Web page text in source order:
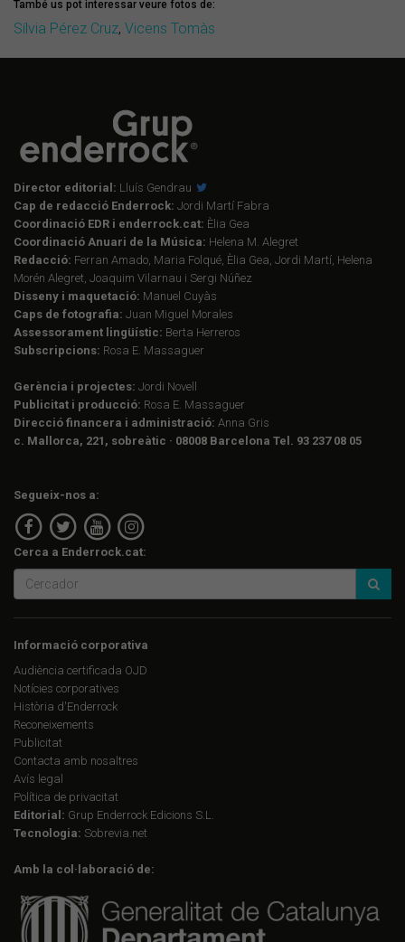
També us pot interessar veure fotos de:
Sílvia Pérez Cruz, Vicens Tomàs
Director editorial: Lluís Gendrau
Cap de redacció Enderrock: Jordi Martí Fabra
Coordinació EDR i enderrock.cat: Èlia Gea
Coordinació Anuari de la Música: Helena M. Alegret
Redacció: Ferran Amado, Maria Folqué, Èlia Gea, Jordi Martí, Helena
Morén Alegret, Joaquim Vilarnau i Sergi Núñez
Disseny i maquetació: Manuel Cuyàs
Caps de fotografia: Juan Miguel Morales
Assessorament lingüístic: Berta Herreros
Subscripcions: Rosa E. Massaguer
Gerència i projectes: Jordi Novell
Publicitat i producció: Rosa E. Massaguer
Direcció financera i administració: Anna Gris
c. Mallorca, 221, sobreàtic · 08008 Barcelona Tel. 93 237 08 05
Segueix-nos a:
Cerca a Enderrock.cat:
Informació corporativa
Audiència certificada OJD
Notícies corporatives
Història d'Enderrock
Reconeixements
Publicitat
Contacta amb nosaltres
Avís legal
Política de privacitat
Editorial: Grup Enderrock Edicions S.L.
Tecnologia: Sobrevia.net
Amb la col·laboració de: